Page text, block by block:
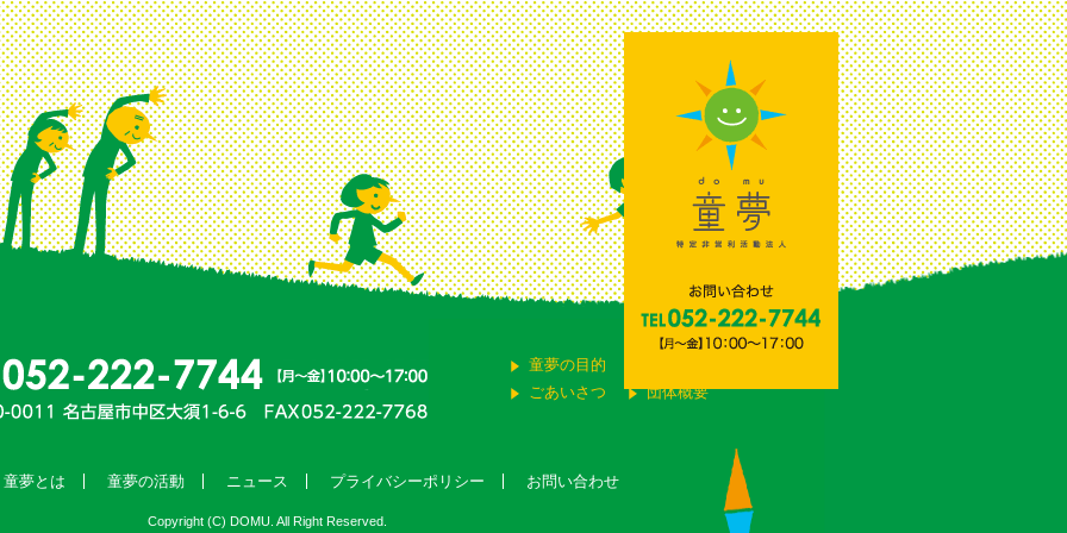
童夢の目的
ごあいさつ
団体概要
童夢とは 童夢の活動 ニュース プライバシーポリシー お問い合わせ
Copyright (C) DOMU. All Right Reserved.